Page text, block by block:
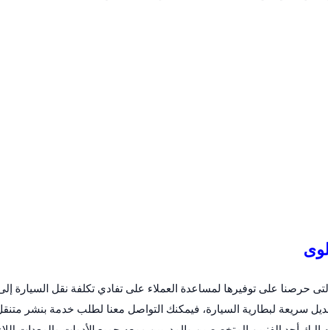
حرصنا على توفيرها لمساعدة العملاء على تفادي تكلفة نقل السيارة
سريعة لبطارية السيارة، فيمكنك التواصل معنا لطلب خدمة بنشر